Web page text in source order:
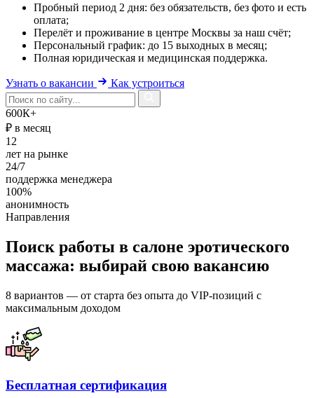
Пробный период 2 дня: без обязательств, без фото и есть
оплата;
Перелёт и проживание в центре Москвы за наш счёт;
Персональный график: до 15 выходных в месяц;
Полная юридическая и медицинская поддержка.
Узнать о вакансии Как устроиться
600К+
₽ в месяц
12
лет на рынке
24/7
поддержка менеджера
100%
анонимность
Направления
Поиск работы в салоне эротического
массажа: выбирай свою вакансию
8 вариантов — от старта без опыта до VIP-позиций с
максимальным доходом
Бесплатная сертификация